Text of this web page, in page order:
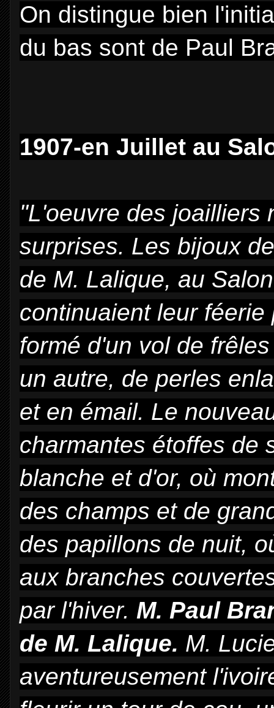
On distingue bien
du bas sont de Paul
1907-en Juillet au
"L'oeuvre des joailliers
surprises. Les bijoux
de M. Lalique, au
continuaient leur
formé d'un vol de
un autre, de perles
et en émail. Le
charmantes étoffes de
blanche et d'or, où
des champs et de
des papillons de nuit,
aux branches
par l'hiver. M. Paul
de M. Lalique. M.
aventureusement